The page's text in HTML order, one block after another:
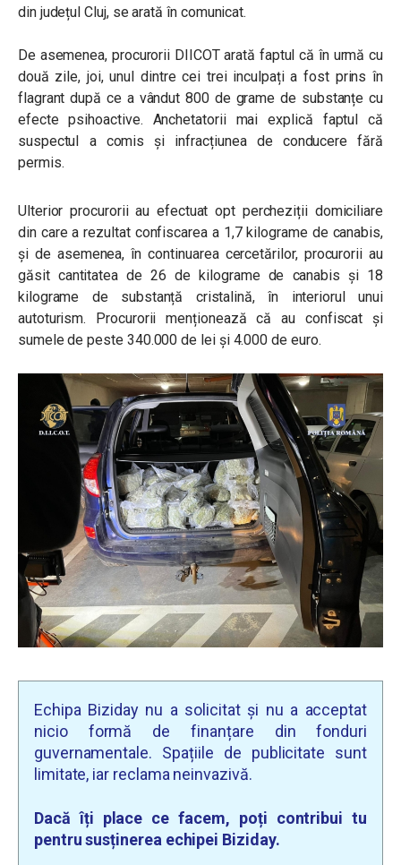
din județul Cluj, se arată în comunicat.
De asemenea, procurorii DIICOT arată faptul că în urmă cu
două zile, joi, unul dintre cei trei inculpați a fost prins în
flagrant după ce a vândut 800 de grame de substanțe cu
efecte psihoactive. Anchetatorii mai explică faptul că
suspectul a comis și infracțiunea de conducere fără
permis.
Ulterior procurorii au efectuat opt percheziții domiciliare
din care a rezultat confiscarea a 1,7 kilograme de canabis,
și de asemenea, în continuarea cercetărilor, procurorii au
găsit cantitatea de 26 de kilograme de canabis și 18
kilograme de substanță cristalină, în interiorul unui
autoturism. Procurorii menționează că au confiscat și
sumele de peste 340.000 de lei și 4.000 de euro.
Echipa Biziday nu a solicitat și nu a acceptat
nicio formă de finanțare din fonduri
guvernamentale. Spațiile de publicitate sunt
limitate, iar reclama neinvazivă.
Dacă îți place ce facem, poți contribui tu
pentru susținerea echipei Biziday.